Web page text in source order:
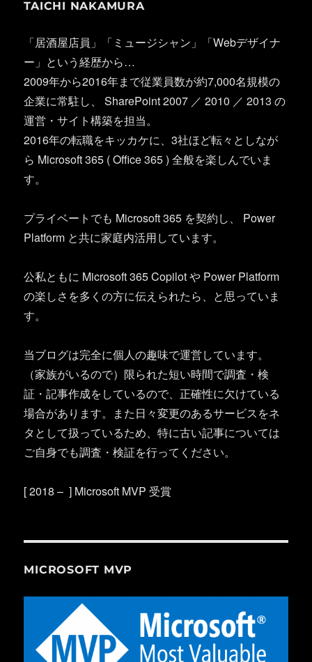
TAICHI NAKAMURA
「居酒屋店員」「ミュージシャン」「Webデザイナ
ー」という経歴から…
2009年から2016年まで従業員数が約7,000名規模の
企業に常駐し、 SharePoint 2007 ／ 2010 ／ 2013 の
運営・サイト構築を担当。
2016年の転職をキッカケに、3社ほど転々としなが
ら Microsoft 365 ( Office 365 ) 全般を楽しんでいま
す。
プライベートでも Microsoft 365 を契約し、 Power
Platform と共に家庭内活用しています。
公私ともに Microsoft 365 Copilot や Power Platform
の楽しさを多くの方に伝えられたら、と思っていま
す。
当ブログは完全に個人の趣味で運営しています。
（家族がいるので）限られた短い時間で調査・検
証・記事作成をしているので、正確性に欠けている
場合があります。また日々変更のあるサービスをネ
タとして扱っているため、特に古い記事については
ご自身でも調査・検証を行ってください。
[ 2018 – ] Microsoft MVP 受賞
MICROSOFT MVP